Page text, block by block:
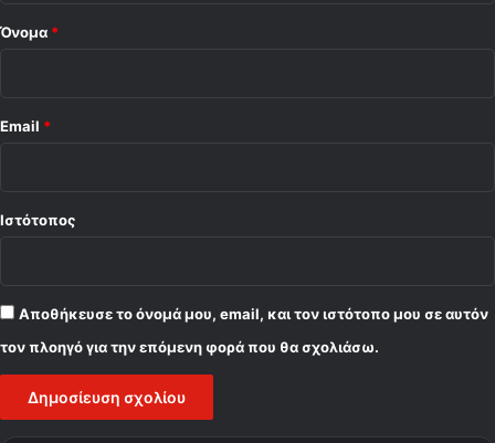
Όνομα *
Email *
Ιστότοπος
Αποθήκευσε το όνομά μου, email, και τον ιστότοπο μου σε αυτόν
τον πλοηγό για την επόμενη φορά που θα σχολιάσω.